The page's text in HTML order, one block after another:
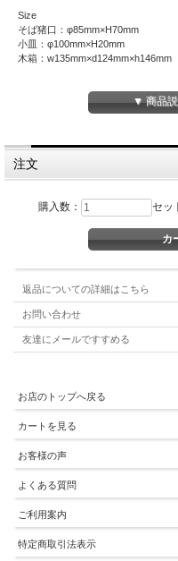
Size
そば猪口：φ85mm×H70mm
小皿：φ100mm×H20mm
木箱：w135mm×d124mm×h146mm
たお菓子をのせて、気分にあわせ
CHOCO」は陶土から厳選し、ろく
たワンランク上のそば猪口です。
※在庫切れの場合は、予約注文承り
▼ 商品
注文
購入数： セッ
返品についての詳細はこちら
お問い合わせ
友達にメールですすめる
お店のトップへ戻る
カートを見る
お客様の声
よくある質問
ご利用案内
特定商取引法表示